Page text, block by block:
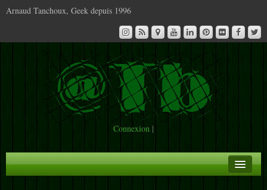
Arnaud Tanchoux, Geek depuis 1996
Connexion |